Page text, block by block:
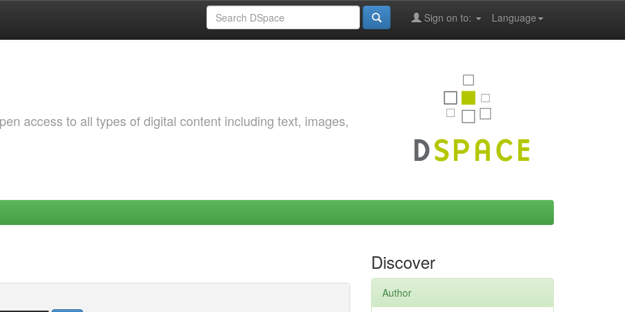
Language
Sign on to:
access to all types of digital content including text, images,
Discover
Author